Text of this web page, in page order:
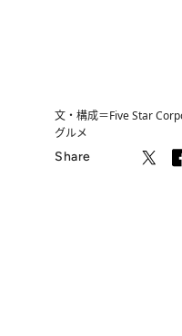
文・構成＝Five Star
グルメ
Share